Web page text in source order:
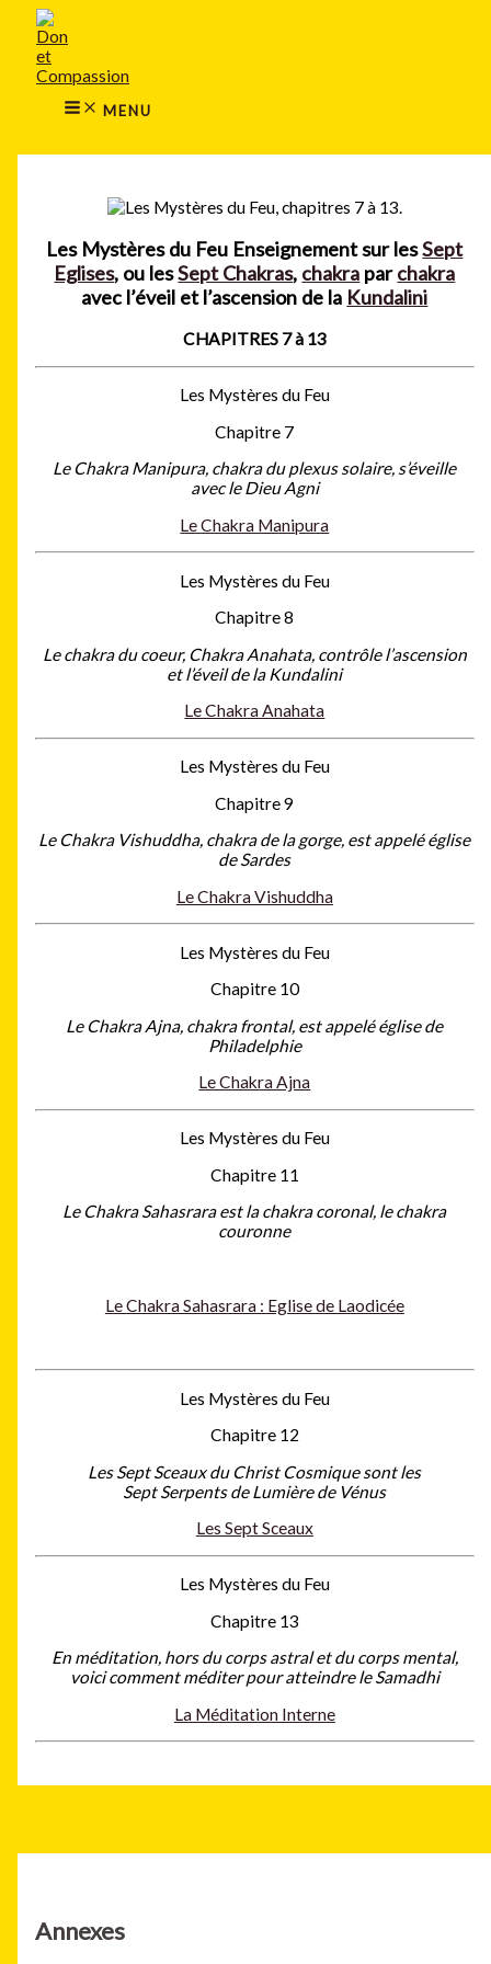
Aller
contenu
MENU
Annexes
Les Mystères du Feu Enseignement sur lesSept
Eglises, ou lesSept Chakras, chakra parchakra
avec l’éveil et l’ascension de la Kundalini
CHAPITRES 7 à 13
Les Mystères du Feu
Chapitre 7
Le Chakra Manipura, chakra du plexus solaire, s’éveille
avec le Dieu Agni
Le Chakra Manipura
Les Mystères du Feu
Chapitre 8
Le chakra du coeur, Chakra Anahata, contrôle l’ascension
et l’éveil de la Kundalini
Le Chakra Anahata
Les Mystères du Feu
Chapitre 9
Le Chakra Vishuddha, chakra de la gorge, est appelé église
de Sardes
Le Chakra Vishuddha
Les Mystères du Feu
Chapitre 10
Le Chakra Ajna, chakra frontal, est appelé église de
Philadelphie
Le Chakra Ajna
Les Mystères du Feu
Chapitre 11
Le Chakra Sahasrara est la chakra coronal, le chakra
couronne
Le Chakra Sahasrara : Eglise de Laodicée
Les Mystères du Feu
Chapitre 12
Les Sept Sceaux du Christ Cosmique sont les
Sept Serpents de Lumière de Vénus
Les Sept Sceaux
Les Mystères du Feu
Chapitre 13
En méditation, hors du corps astral et du corps mental,
voici comment méditer pour atteindre le Samadhi
La Méditation Interne